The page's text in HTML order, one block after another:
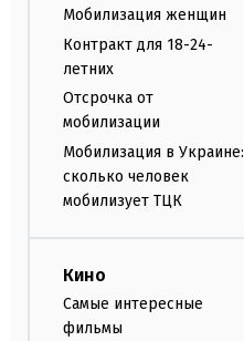
Мобилизация женщин
Контракт для 18-24-
летних
Отсрочка от
мобилизации
Мобилизация в Украине:
сколько человек
мобилизует ТЦК
Кино
Самые интересные
фильмы